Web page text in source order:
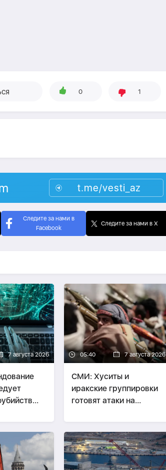
0 1
t.me/vesti_az
Следите за нами в
Facebook
Следите за нами в X
7 августа 2026 05:40 7 августа 2026
СМИ: Хуситы и
иракские группировки
готовят атаки на